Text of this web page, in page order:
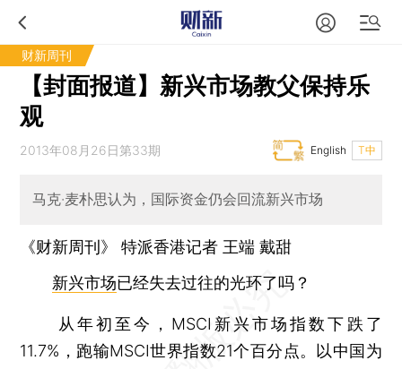
财新周刊
【封面报道】新兴市场教父保持乐
观
2013年08月26日第33期 T中
English
马克·麦朴思认为，国际资金仍会回流新兴市场
《财新周刊》 特派香港记者 王端 戴甜
新兴市场已经失去过往的光环了吗？
从年初至今，MSCI新兴市场指数下跌了
11.7%，跑输MSCI世界指数21个百分点。以中国为